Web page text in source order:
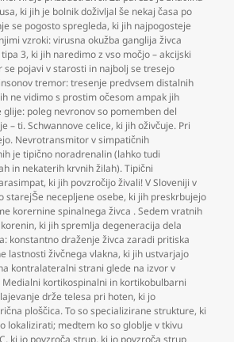
, ki jih je bolnik doživljal še nekaj časa po
se pogosto spregleda, ki jih najpogosteje
vzroki: virusna okužba ganglija živca
3, ki jih naredimo z vso močjo – akcijski
se pojavi v starosti in najbolj se tresejo
tremor: tresenje predvsem distalnih
ne vidimo s prostim očesom ampak jih
glije: poleg nevronov so pomemben del
– ti. Schwannove celice, ki jih oživčuje. Pri
Nevrotransmitor v simpatičnih
je tipično noradrenalin (lahko tudi
in nekaterih krvnih žilah). Tipični
, ki jih povzročijo živali! V Sloveniji v
starejŠe necepljene osebe, ki jih preskrbujejo
korernine spinalnega živca . Sedem vratnih
, ki jih spremlja degeneracija dela
konstantno draženje živca zaradi pritiska
lastnosti živčnega vlakna, ki jih ustvarjajo
kontralateralni strani glede na izvor v
kortikospinalni in kortikobulbarni
drže telesa pri hoten, ki jo
ploščica. To so specializirane strukture, ki
lokalizirati; medtem ko so globlje v tkivu
, ki jo povzroča strup, ki jo povzroča strup